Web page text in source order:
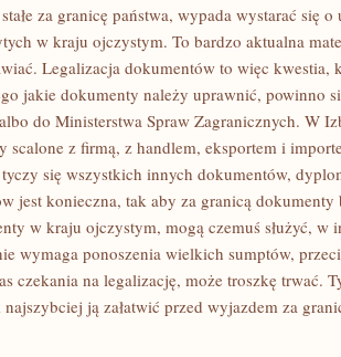
za granicę państwa, wypada wystarać się o
w kraju ojczystym. To bardzo aktualna
Legalizacja dokumentów to więc kwestia,
jakie dokumenty należy uprawnić, powinno
do Ministerstwa Spraw Zagranicznych. W
scalone z firmą, z handlem, eksportem i
się wszystkich innych dokumentów,
jest konieczna, tak aby za granicą dokumenty
w kraju ojczystym, mogą czemuś służyć, w
wymaga ponoszenia wielkich sumptów,
czekania na legalizację, może troszkę trwać.
ją załatwić przed wyjazdem za